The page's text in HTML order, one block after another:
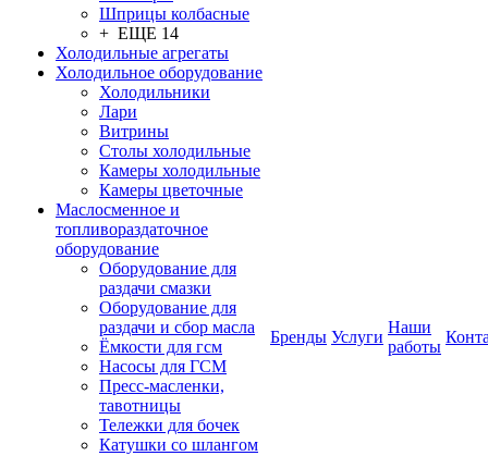
Шприцы колбасные
+ ЕЩЕ 14
Холодильные агрегаты
Холодильное оборудование
Холодильники
Лари
Витрины
Столы холодильные
Камеры холодильные
Камеры цветочные
Маслосменное и
топливораздаточное
оборудование
Оборудование для
раздачи смазки
Оборудование для
раздачи и сбор масла
Ёмкости для гсм
Насосы для ГСМ
Пресс-масленки,
тавотницы
Тележки для бочек
Катушки со шлангом
Бренды Услуги
Наши
работы